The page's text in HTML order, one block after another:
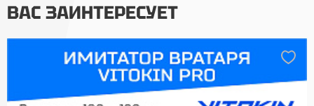
ВАС ЗАИНТЕРЕСУЕТ